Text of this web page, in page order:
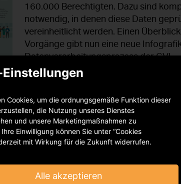
160.000 Berechtigten. Dazu sind
notwendig, in denen diese Daten
vereinheitlicht werden. Einen
Vorgänge gibt nun eine neue
Datenverarbeitungsprozess der GVL.
Die Infografik erklärt anschaulich am
industriellen Fließbands, wie der
GVL abläuft. Die Darstellung reicht
Dateneingang über die Verarbeitung
der Gelder, die schließlich an die
Jahre sich zum digitalen
wandelte, können Sie auch im
Interview
Cookies, um die ordnungsgemäße Funktion dieser
die Nutzung unseres Dienstes
und unsere Marketingmaßnahmen zu
Einwilligung können Sie unter “Cookies
mit Wirkung für die Zukunft widerrufen.
Alle akzeptieren